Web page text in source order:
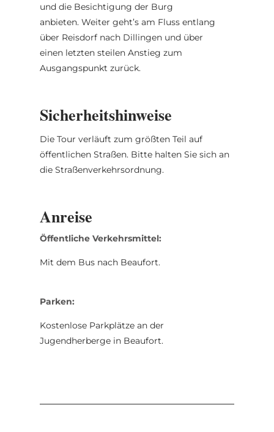
und die Besichtigung der Burg
anbieten. Weiter geht’s am Fluss entlang
über Reisdorf nach Dillingen und über
einen letzten steilen Anstieg zum
Ausgangspunkt zurück.
Sicherheitshinweise
Die Tour verläuft zum größten Teil auf
öffentlichen Straßen. Bitte halten Sie sich an
die Straßenverkehrsordnung.
Anreise
Öffentliche Verkehrsmittel:
Mit dem Bus nach Beaufort.
Parken:
Kostenlose Parkplätze an der
Jugendherberge in Beaufort.